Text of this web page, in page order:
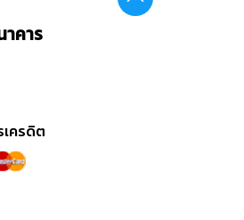
าคาร
เครดิต